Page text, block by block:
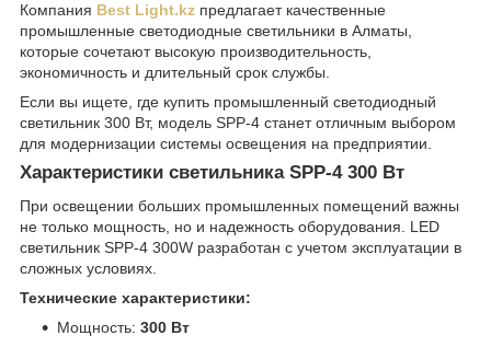
Компания Best Light.kz предлагает качественные
промышленные светодиодные светильники в Алматы,
которые сочетают высокую производительность,
экономичность и длительный срок службы.
Если вы ищете, где купить промышленный светодиодный
светильник 300 Вт, модель SPP-4 станет отличным выбором
для модернизации системы освещения на предприятии.
Характеристики светильника SPP-4 300 Вт
При освещении больших промышленных помещений важны
не только мощность, но и надежность оборудования. LED
светильник SPP-4 300W разработан с учетом эксплуатации в
сложных условиях.
Технические характеристики:
Мощность: 300 Вт